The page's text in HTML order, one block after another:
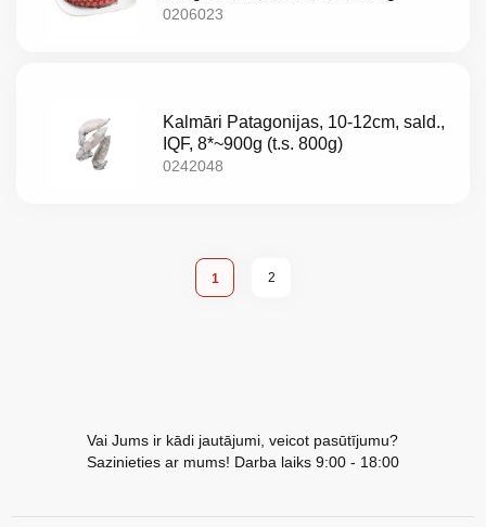
0206023
Kalmāri Patagonijas, 10-12cm, sald.,
IQF, 8*~900g (t.s. 800g)
0242048
You're currently reading page
1 Lapa
2
Vai Jums ir kādi jautājumi, veicot pasūtījumu?
Sazinieties ar mums! Darba laiks 9:00 - 18:00